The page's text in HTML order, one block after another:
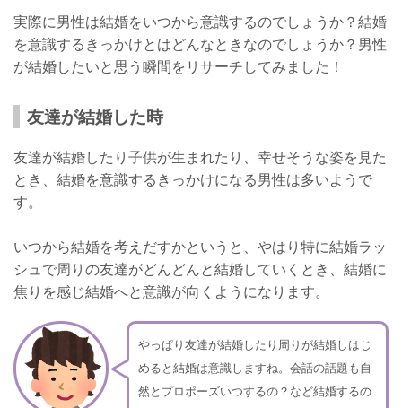
実際に男性は結婚をいつから意識するのでしょうか？結婚
を意識するきっかけとはどんなときなのでしょうか？男性
が結婚したいと思う瞬間をリサーチしてみました！
友達が結婚した時
友達が結婚したり子供が生まれたり、幸せそうな姿を見た
とき、結婚を意識するきっかけになる男性は多いようで
す。
いつから結婚を考えだすかというと、やはり特に結婚ラッ
シュで周りの友達がどんどんと結婚していくとき、結婚に
焦りを感じ結婚へと意識が向くようになります。
やっぱり友達が結婚したり周りが結婚しはじ
めると結婚は意識しますね。会話の話題も自
然とプロポーズいつするの？など結婚するの